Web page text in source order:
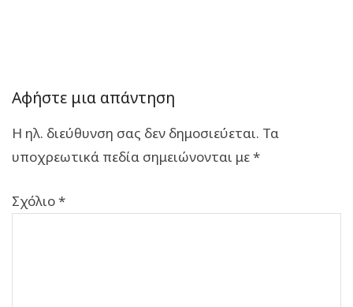
Αφήστε μια απάντηση
Η ηλ. διεύθυνση σας δεν δημοσιεύεται. Τα
υποχρεωτικά πεδία σημειώνονται με*
Σχόλιο*